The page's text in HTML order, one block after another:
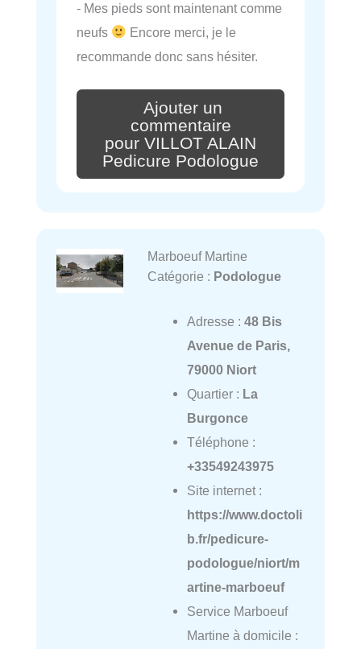
- Mes pieds sont maintenant comme
neufs
Encore merci, je le
recommande donc sans hésiter.
Ajouter un
commentaire
pour VILLOT ALAIN
Pedicure Podologue
Marboeuf Martine
Catégorie : Podologue
Adresse : 48 Bis
Avenue de Paris,
79000 Niort
Quartier : La
Burgonce
Téléphone :
+33549243975
Site internet :
https://www.doctoli
b.fr/pedicure-
podologue/niort/m
artine-marboeuf
Service Marboeuf
Martine à domicile :